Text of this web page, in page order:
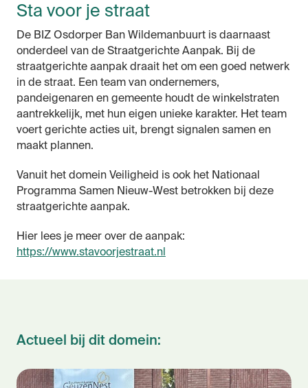
Sta voor je straat
De BIZ Osdorper Ban Wildemanbuurt is daarnaast
onderdeel van de Straatgerichte Aanpak. Bij de
straatgerichte aanpak draait het om een goed netwerk
in de straat. Een team van ondernemers,
pandeigenaren en gemeente houdt de winkelstraten
aantrekkelijk, met hun eigen unieke karakter. Het team
voert gerichte acties uit, brengt signalen samen en
maakt plannen.
Vanuit het domein Veiligheid is ook het Nationaal
Programma Samen Nieuw-West betrokken bij deze
straatgerichte aanpak.
Hier lees je meer over de aanpak:
https://www.stavoorjestraat.nl
Actueel bij dit domein: